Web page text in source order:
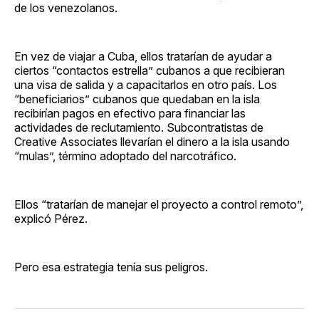
de los venezolanos.
En vez de viajar a Cuba, ellos tratarían de ayudar a
ciertos “contactos estrella” cubanos a que recibieran
una visa de salida y a capacitarlos en otro país. Los
“beneficiarios” cubanos que quedaban en la isla
recibirían pagos en efectivo para financiar las
actividades de reclutamiento. Subcontratistas de
Creative Associates llevarían el dinero a la isla usando
“mulas”, término adoptado del narcotráfico.
Ellos “tratarían de manejar el proyecto a control remoto”,
explicó Pérez.
Pero esa estrategia tenía sus peligros.